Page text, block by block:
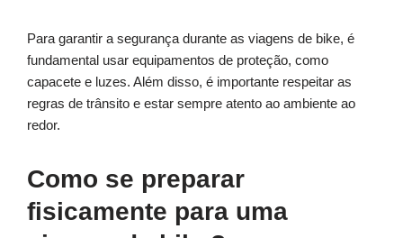
Para garantir a segurança durante as viagens de bike, é
fundamental usar equipamentos de proteção, como
capacete e luzes. Além disso, é importante respeitar as
regras de trânsito e estar sempre atento ao ambiente ao
redor.
Como se preparar
fisicamente para uma